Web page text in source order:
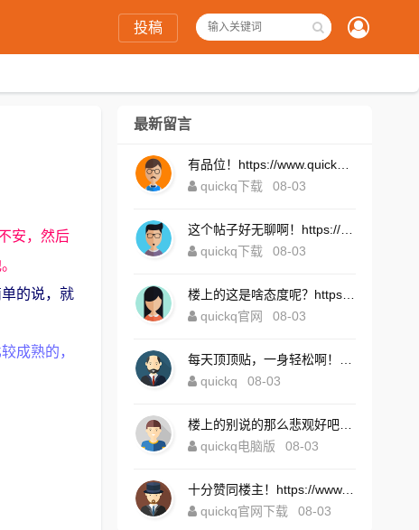
投稿
安，然后
的说，就
成熟的，
最新留言
quickq下载
08-03
quickq下载
08-03
quickq官网
08-03
quickq
08-03
quickq电脑版
08-03
十分赞同楼主！https://www.quickqxi.com/
quickq官网下载
08-03